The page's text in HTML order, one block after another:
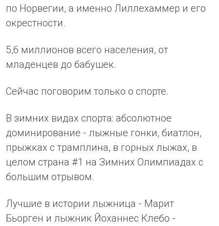
по Норвегии, а именно Лиллехаммер и его
окрестности.
5,6 миллионов всего населения, от
младенцев до бабушек.
Сейчас поговорим только о спорте.
В зимних видах спорта: абсолютное
доминирование - лыжные гонки, биатлон,
прыжках с трамплина, в горных лыжах, в
целом страна #1 на Зимних Олимпиадах с
большим отрывом.
Лучшие в истории лыжница - Марит
Бьорген и лыжник Йоханнес Клебо -